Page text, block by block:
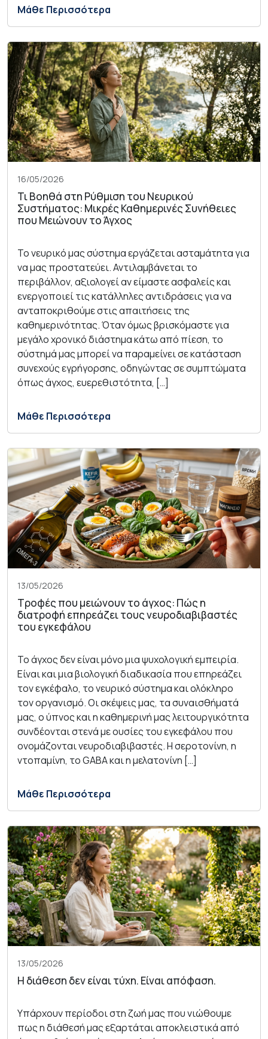
Μάθε Περισσότερα
16/05/2026
Τι Βοηθά στη Ρύθμιση του Νευρικού
Συστήματος: Μικρές Καθημερινές Συνήθειες
που Μειώνουν το Άγχος
Το νευρικό μας σύστημα εργάζεται ασταμάτητα για
να μας προστατεύει. Αντιλαμβάνεται το
περιβάλλον, αξιολογεί αν είμαστε ασφαλείς και
ενεργοποιεί τις κατάλληλες αντιδράσεις για να
ανταποκριθούμε στις απαιτήσεις της
καθημερινότητας. Όταν όμως βρισκόμαστε για
μεγάλο χρονικό διάστημα κάτω από πίεση, το
σύστημά μας μπορεί να παραμείνει σε κατάσταση
συνεχούς εγρήγορσης, οδηγώντας σε συμπτώματα
όπως άγχος, ευερεθιστότητα, […]
Μάθε Περισσότερα
13/05/2026
Τροφές που μειώνουν το άγχος: Πώς η
διατροφή επηρεάζει τους νευροδιαβιβαστές
του εγκεφάλου
Το άγχος δεν είναι μόνο μια ψυχολογική εμπειρία.
Είναι και μια βιολογική διαδικασία που επηρεάζει
τον εγκέφαλο, το νευρικό σύστημα και ολόκληρο
τον οργανισμό. Οι σκέψεις μας, τα συναισθήματά
μας, ο ύπνος και η καθημερινή μας λειτουργικότητα
συνδέονται στενά με ουσίες του εγκεφάλου που
ονομάζονται νευροδιαβιβαστές. Η σεροτονίνη, η
ντοπαμίνη, το GABA και η μελατονίνη […]
Μάθε Περισσότερα
13/05/2026
Η διάθεση δεν είναι τύχη. Είναι απόφαση.
Υπάρχουν περίοδοι στη ζωή μας που νιώθουμε
πως η διάθεσή μας εξαρτάται αποκλειστικά από